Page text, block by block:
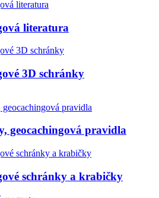
literatura
3D schránky
geocachingová pravidla
schránky a krabičky